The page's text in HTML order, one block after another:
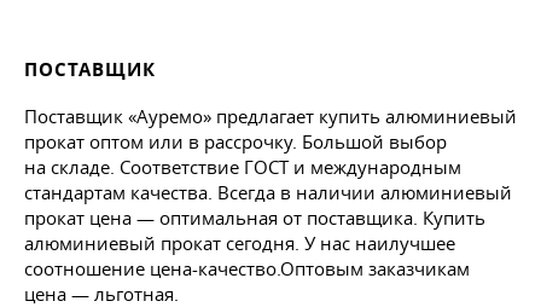
ПОСТАВЩИК
Поставщик «Ауремо» предлагает купить алюминиевый
прокат оптом или в рассрочку. Большой выбор
на складе. Соответствие ГОСТ и международным
стандартам качества. Всегда в наличии алюминиевый
прокат цена — оптимальная от поставщика. Купить
алюминиевый прокат сегодня. У нас наилучшее
соотношение цена-качество.Оптовым заказчикам
цена — льготная.